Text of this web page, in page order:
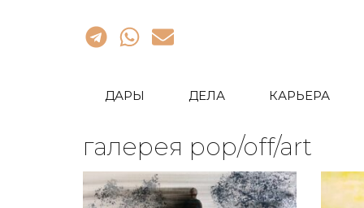
ДАРЫ ДЕЛА КАРЬЕРА
галерея pop/off/art